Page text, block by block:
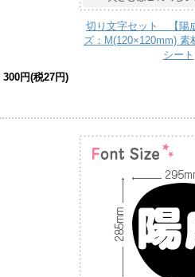
切り文字セット 【陽
ズ：M(120×120mm) 素
シート
300円(税27円)